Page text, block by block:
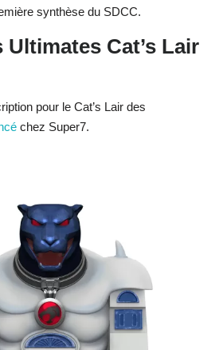
synthèse du SDCC.
Cat’s Lair
pour le Cat’s Lair des
chez Super7.